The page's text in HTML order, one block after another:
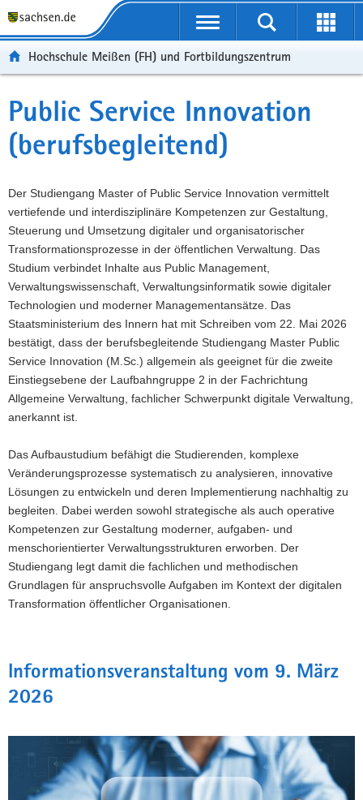
Portalübergreifende
Hochschule Meißen (FH) und Fortbildungszentrum
Public Service Innovation
(berufsbegleitend)
Der Studiengang Master of Public Service Innovation vermittelt
vertiefende und interdisziplinäre Kompetenzen zur Gestaltung,
Steuerung und Umsetzung digitaler und organisatorischer
Transformationsprozesse in der öffentlichen Verwaltung. Das
Studium verbindet Inhalte aus Public Management,
Verwaltungswissenschaft, Verwaltungsinformatik sowie digitaler
Technologien und moderner Managementansätze. Das
Staatsministerium des Innern hat mit Schreiben vom 22. Mai 2026
bestätigt, dass der berufsbegleitende Studiengang Master Public
Service Innovation (M.Sc.) allgemein als geeignet für die zweite
Einstiegsebene der Laufbahngruppe 2 in der Fachrichtung
Allgemeine Verwaltung, fachlicher Schwerpunkt digitale Verwaltung,
anerkannt ist.
Das Aufbaustudium befähigt die Studierenden, komplexe
Veränderungsprozesse systematisch zu analysieren, innovative
Lösungen zu entwickeln und deren Implementierung nachhaltig zu
begleiten. Dabei werden sowohl strategische als auch operative
Kompetenzen zur Gestaltung moderner, aufgaben- und
menschorientierter Verwaltungsstrukturen erworben. Der
Studiengang legt damit die fachlichen und methodischen
Grundlagen für anspruchsvolle Aufgaben im Kontext der digitalen
Transformation öffentlicher Organisationen.
Informationsveranstaltung vom 9. März
2026